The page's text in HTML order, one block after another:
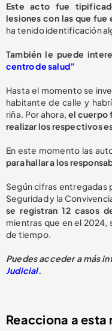
Este acto fue
lesiones con las que fue
ha tenido identificación
También le puede
centro de salud”
Hasta el momento se
habitante de calle y
riña. Por ahora, el cuerpo
realizar los respectivos
En este momento las
para hallar a los
Según cifras entregadas
Seguridad y la
se registran 12 casos
mientras que en el 2024,
de tiempo.
Puedes acceder a más
Judicial.
Reacciona a esta